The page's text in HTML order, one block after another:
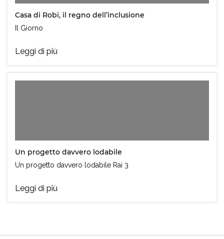
Casa di Robi, il regno dell’inclusione
Il Giorno
Leggi di più
Un progetto davvero lodabile
Un progetto davvero lodabile Rai 3
Leggi di più